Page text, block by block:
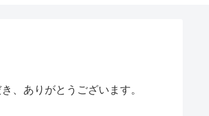
、ありがとうございます。